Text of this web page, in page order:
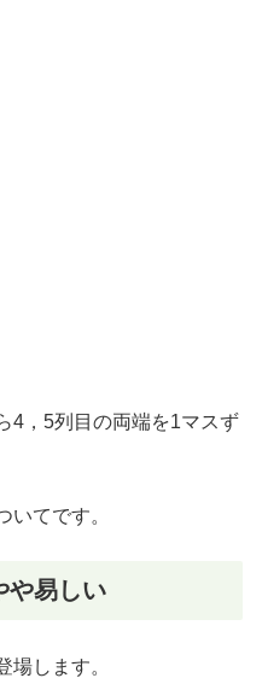
4，5列目の両端を1マスず
いてです。
や易しい
場します。